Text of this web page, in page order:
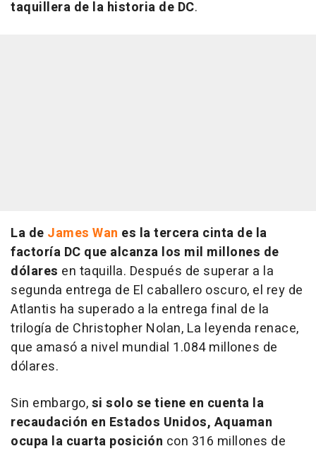
taquillera de la historia de DC.
La de James Wan es la tercera cinta de la
factoría DC que alcanza los mil millones de
dólares en taquilla. Después de superar a la
segunda entrega de El caballero oscuro, el rey de
Atlantis ha superado a la entrega final de la
trilogía de Christopher Nolan, La leyenda renace,
que amasó a nivel mundial 1.084 millones de
dólares.
Sin embargo,si solo se tiene en cuenta la
recaudación en Estados Unidos, Aquaman
ocupa la cuarta posición con 316 millones de